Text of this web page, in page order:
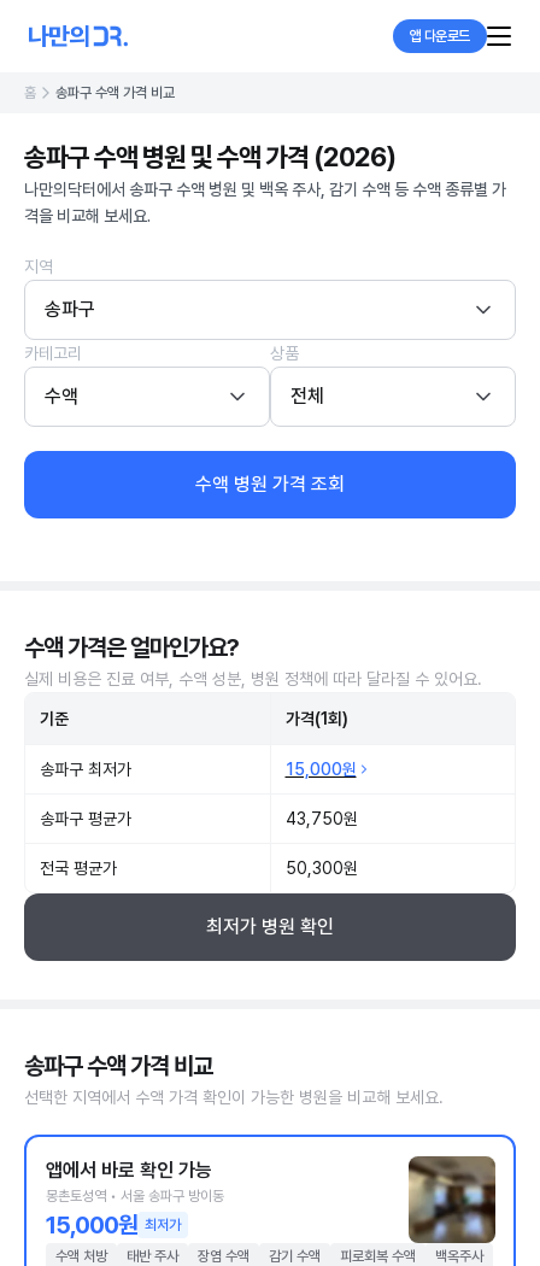
앱 다운로드
홈 송파구 수액 가격 비교
송파구 수액 병원 및 수액 가격 (2026)
나만의닥터에서 송파구 수액 병원 및 백옥 주사, 감기 수액 등 수액 종류별 가
격을 비교해 보세요.
지역
송파구
카테고리
수액
상품
전체
수액 병원 가격 조회
수액 가격은 얼마인가요?
실제 비용은 진료 여부, 수액 성분, 병원 정책에 따라 달라질 수 있어요.
기준 가격(1회)
송파구 최저가 15,000원
송파구 평균가 43,750원
전국 평균가 50,300원
최저가 병원 확인
송파구 수액 가격 비교
선택한 지역에서 수액 가격 확인이 가능한 병원을 비교해 보세요.
앱에서 바로 확인 가능
몽촌토성역 • 서울 송파구 방이동
15,000원 최저가
수액 처방
태반 주사 장염 수액 감기 수액 피로회복 수액 백옥주사